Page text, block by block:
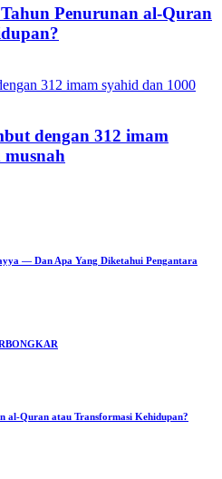
Penurunan al-Quran
dengan 312 imam
musnah
— Dan Apa Yang Diketahui Pengantara
al-Quran atau Transformasi Kehidupan?